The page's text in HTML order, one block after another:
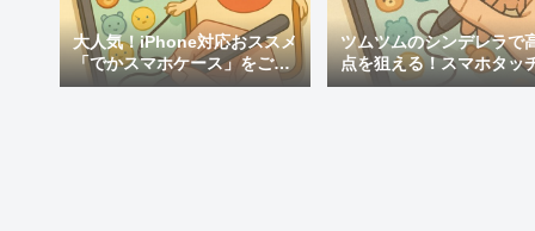
大人気！iPhone対応おススメ
「でかスマホケース」をご紹
介
ツムツムのシンデレラで
点を狙える！スマホタッ
ン